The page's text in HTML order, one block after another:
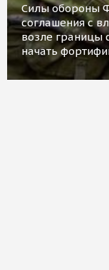
Силы обороны
соглашения с
возле границы
начать